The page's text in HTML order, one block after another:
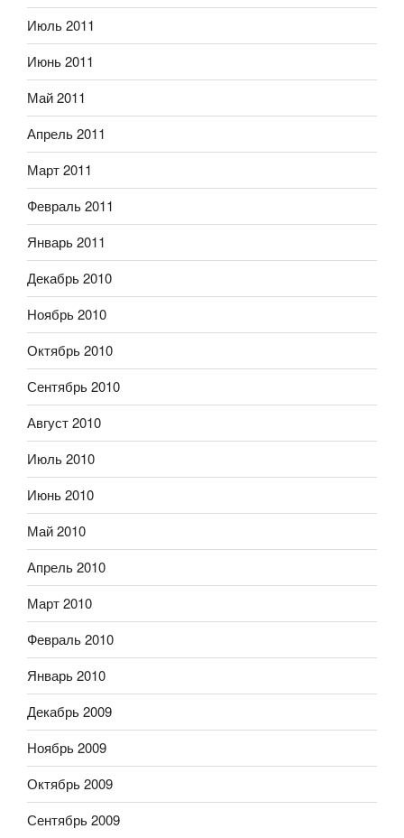
Июль 2011
Июнь 2011
Май 2011
Апрель 2011
Март 2011
Февраль 2011
Январь 2011
Декабрь 2010
Ноябрь 2010
Октябрь 2010
Сентябрь 2010
Август 2010
Июль 2010
Июнь 2010
Май 2010
Апрель 2010
Март 2010
Февраль 2010
Январь 2010
Декабрь 2009
Ноябрь 2009
Октябрь 2009
Сентябрь 2009